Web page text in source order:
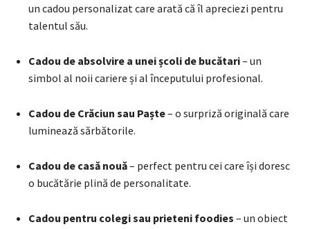
un cadou personalizat care arată că îl apreciezi pentru
talentul său.
Cadou de absolvire a unei școli de bucătari– un
simbol al noii cariere și al începutului profesional.
Cadou de Crăciun sau Paște– o surpriză originală care
luminează sărbătorile.
Cadou de casă nouă– perfect pentru cei care își doresc
o bucătărie plină de personalitate.
Cadou pentru colegi sau prieteni foodies – un obiect